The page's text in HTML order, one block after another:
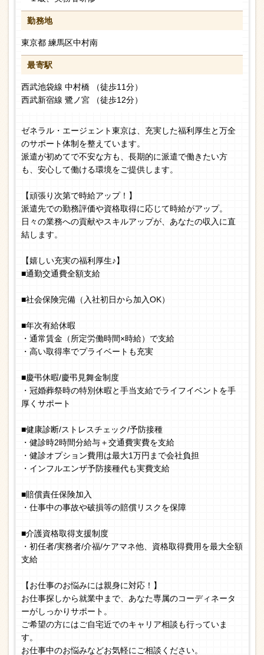
勤務地
東京都 練馬区中村南
最寄駅
西武池袋線 中村橋 （徒歩11分）
西武新宿線 鷺ノ宮 （徒歩12分）
ゼネラル・エージェント東京は、充実した福利厚生と万全
のサポート体制を整えています。
派遣が初めてで不安な方も、長期的に派遣で働きたい方
も、安心して働ける環境をご提供します。
【頑張り次第で時給アップ！】
派遣先での勤務評価や資格取得に応じて時給がアップ。
日々の業務への貢献やスキルアップが、あなたの収入に直
結します。
【嬉しい充実の福利厚生♪】
■通勤交通費全額支給
■社会保険完備（入社初日から加入OK）
■年次有給休暇
・通常賃金（所定労働時間×時給）で支給
・高い取得率でプライベートも充実
■慶弔休暇/慶弔見舞金制度
・冠婚葬祭時の特別休暇と手当支給でライフイベントを手
厚くサポート
■健康診断/ストレスチェック/予防接種
・健診時2時間分給与＋交通費実費を支給
・健診オプション費用は最大1万円まで会社負担
・インフルエンザ予防接種代も実費支給
■賠償責任保険加入
・仕事中の事故や破損等の賠償リスクを保障
■介護資格取得支援制度
・初任者/実務者/介福/ケアマネ他、資格取得費用を最大全額
支給
【お仕事のお悩みには親身に対応！】
お仕事探しから就業中まで、あなた専属のコーディネータ
ーがしっかりサポート。
ご希望の方にはご自宅近でのキャリア相談も行っていま
す。
お仕事中のお悩みなどお気軽にご相談ください。